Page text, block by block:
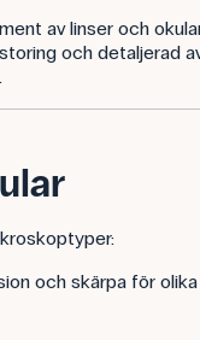
av linser och
och detaljerad
och skärpa för olika